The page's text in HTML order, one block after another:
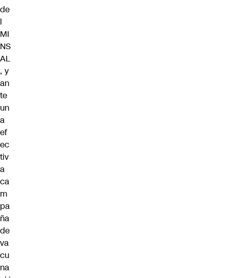
de
l
MI
NS
AL
, y
an
te
un
a
ef
ec
tiv
a
ca
m
pa
ña
de
va
cu
na